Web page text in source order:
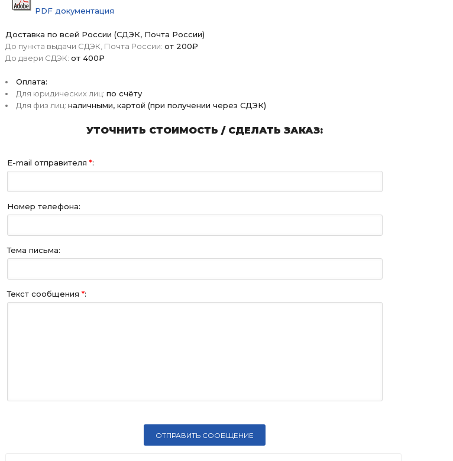
PDF документация
Доставка по всей России (СДЭК, Почта России)
До пункта выдачи СДЭК, Почта России: от 200₽
До двери СДЭК: от 400₽
Оплата:
Для юридических лиц: по счёту
Для физ лиц: наличными, картой (при получении через СДЭК)
УТОЧНИТЬ СТОИМОСТЬ / СДЕЛАТЬ ЗАКАЗ:
E-mail отправителя *:
Номер телефона:
Тема письма:
Текст сообщения *: